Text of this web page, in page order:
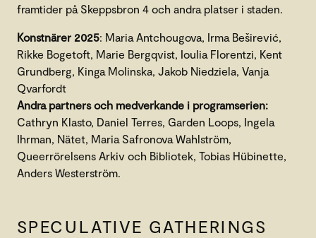
framtider på Skeppsbron 4 och andra platser i staden.
Konstnärer 2025: Maria Antchougova, Irma Beširević,
Rikke Bogetoft, Marie Bergqvist, Ioulia Florentzi, Kent
Grundberg, Kinga Molinska, Jakob Niedziela, Vanja
Qvarfordt
Andra partners och medverkande i programserien:
Cathryn Klasto, Daniel Terres, Garden Loops, Ingela
Ihrman, Nätet, Maria Safronova Wahlström,
Queerrörelsens Arkiv och Bibliotek, Tobias Hübinette,
Anders Westerström.
SPECULATIVE GATHERINGS